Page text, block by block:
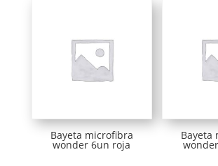
Bayeta microfibra
wonder 6un roja
Bayeta